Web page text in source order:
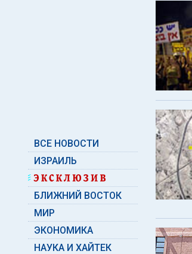
ВСЕ НОВОСТИ
ИЗРАИЛЬ
БЛИЖНИЙ ВОСТОК
МИР
ЭКОНОМИКА
НАУКА И ХАЙТЕК